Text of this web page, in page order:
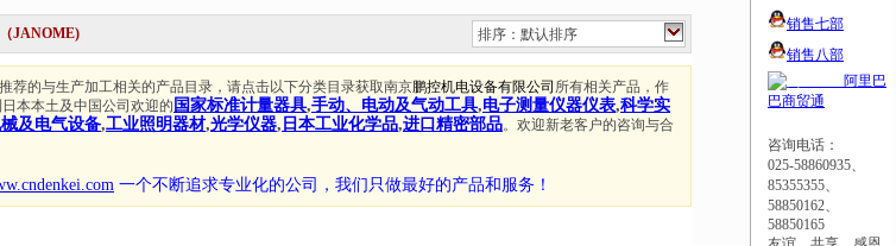
销售七部
销售八部
阿里巴
巴商贸通
咨询电话：
025-58860935、
85355355、
58850162、
58850165
JANOME) 排序：默认排序
推荐的与生产加工相关的产品目录，请点击以下分类目录获取南京鹏控机电设备有限公司 所有相关产品，作
本本土及中国公司欢迎的 国家标准计量器具,手动、电动及气动工具,电子测量仪器仪表,科学实
及电气设备,工业照明器材,光学仪器, 日本工业化学品,进口精密部品。欢迎新老客户的咨询与合
一个不断追求专业化的公司， 我们只做最好的产品和服务！